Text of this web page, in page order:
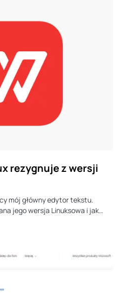
rezygnuje z wersji
mój główny edytor tekstu.
jego wersja Linuksowa i jak…